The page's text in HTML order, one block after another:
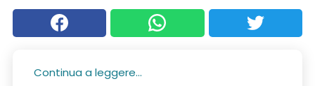
Continua a leggere...